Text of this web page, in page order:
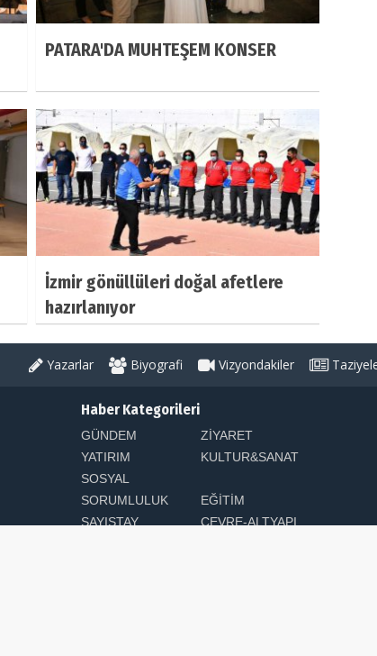
PATARA'DA MUHTEŞEM KONSER
İzmir gönüllüleri doğal afetlere
hazırlanıyor
Yazarlar Biyografi Vizyondakiler
Haber Kategorileri
GÜNDEM
ZİYARET
YATIRIM
KULTUR&SANAT
SOSYAL
SORUMLULUK
EĞİTİM
SAYIŞTAY
ÇEVRE-ALTYAPI